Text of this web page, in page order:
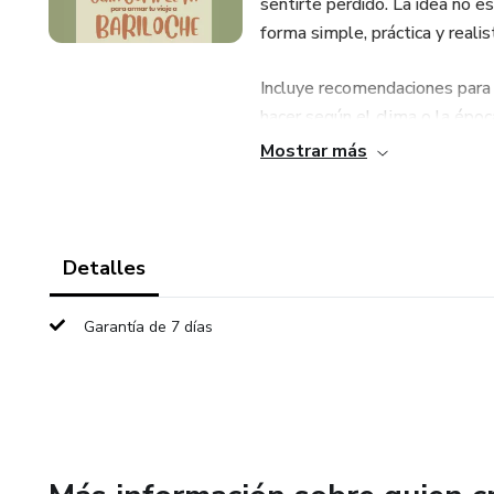
forma simple, práctica y
Incluye recomendaciones
hacer según el clima o la
la mirada de alguien que vive
Mostrar más
Detalles
Garantía de 7 días